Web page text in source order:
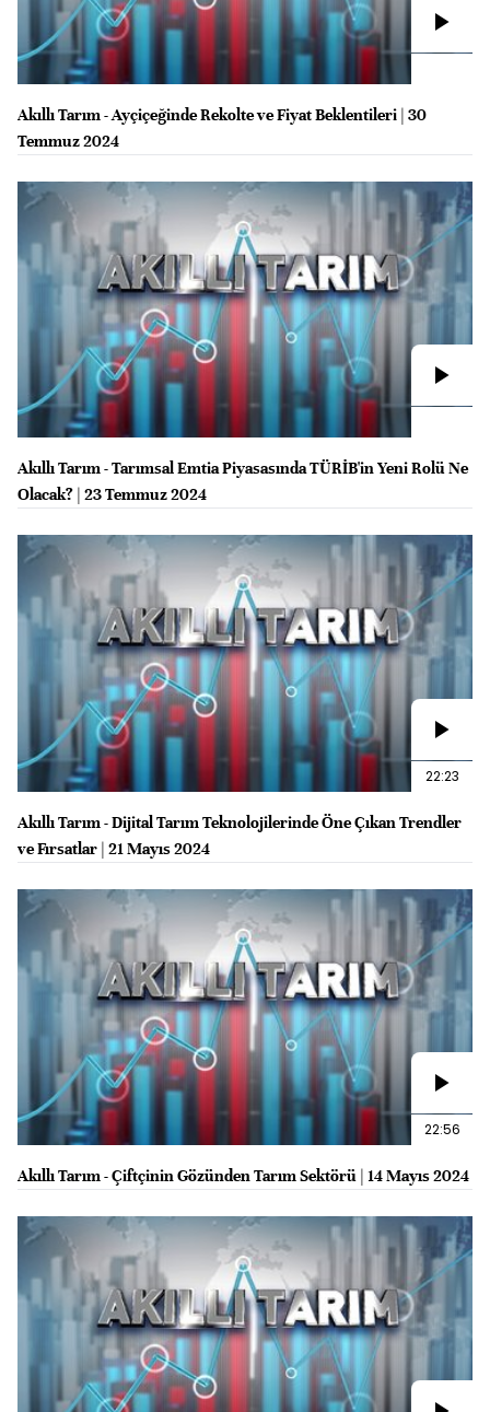
Akıllı Tarım - Ayçiçeğinde Rekolte ve Fiyat Beklentileri | 30
Temmuz 2024
Akıllı Tarım - Tarımsal Emtia Piyasasında TÜRİB'in Yeni Rolü Ne
Olacak? | 23 Temmuz 2024
22:23
Akıllı Tarım - Dijital Tarım Teknolojilerinde Öne Çıkan Trendler
ve Fırsatlar | 21 Mayıs 2024
22:56
Akıllı Tarım - Çiftçinin Gözünden Tarım Sektörü | 14 Mayıs 2024